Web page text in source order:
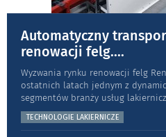
Automatyczny
renowacji felg....
Wyzwania rynku renowacji felg
ostatnich latach jednym z
segmentów branży usług
TECHNOLOGIE LAKIERNICZE